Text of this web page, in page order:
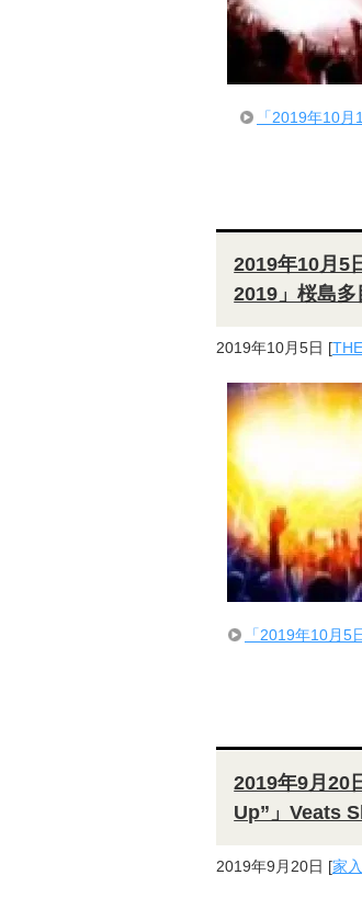
「2019年10
2019年10月5
2019」桜島
2019年10月5日 [
「2019年10月
2019年9月20
Up”」Veats
2019年9月20日 [家